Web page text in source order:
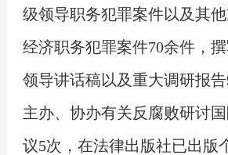
级领导职务犯罪案件以及其
经济职务犯罪案件70余件，撰
领导讲话稿以及重大调研报
主办、协办有关反腐败研讨
议5次，在法律出版社已出版